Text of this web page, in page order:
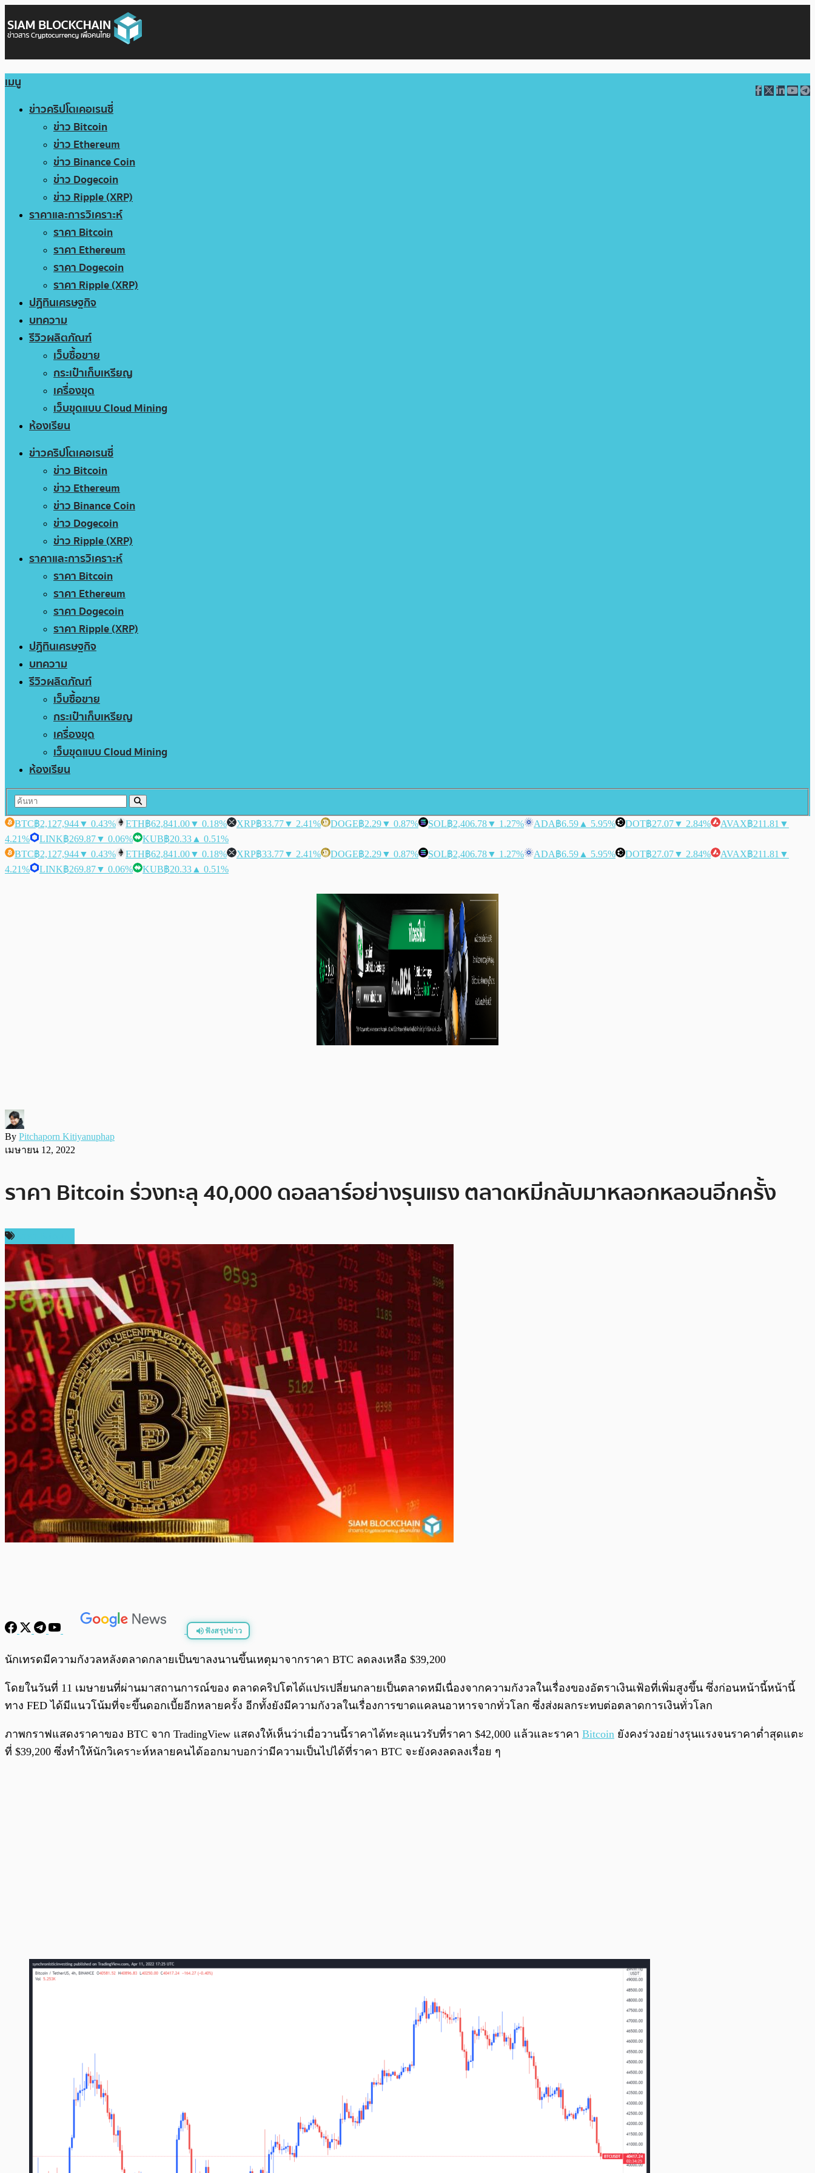
เมนู
ข่าวคริปโตเคอเรนซี่
ข่าว Bitcoin
ข่าว Ethereum
ข่าว Binance Coin
ข่าว Dogecoin
ข่าว Ripple (XRP)
ราคาและการวิเคราะห์
ราคา Bitcoin
ราคา Ethereum
ราคา Dogecoin
ราคา Ripple (XRP)
ปฏิทินเศรษฐกิจ
บทความ
รีวิวผลิตภัณฑ์
เว็บซื้อขาย
กระเป๋าเก็บเหรียญ
เครื่องขุด
เว็บขุดแบบ Cloud Mining
ห้องเรียน
ข่าวคริปโตเคอเรนซี่
ข่าว Bitcoin
ข่าว Ethereum
ข่าว Binance Coin
ข่าว Dogecoin
ข่าว Ripple (XRP)
ราคาและการวิเคราะห์
ราคา Bitcoin
ราคา Ethereum
ราคา Dogecoin
ราคา Ripple (XRP)
ปฏิทินเศรษฐกิจ
บทความ
รีวิวผลิตภัณฑ์
เว็บซื้อขาย
กระเป๋าเก็บเหรียญ
เครื่องขุด
เว็บขุดแบบ Cloud Mining
ห้องเรียน
BTC฿2,127,944▼ 0.43% ETH฿62,841.00▼ 0.18% XRP฿33.77▼ 2.41% DOGE฿2.29▼ 0.87% SOL฿2,406.78▼ 1.27% ADA฿6.59 ▲ 5.95% DOT฿27.07▼ 2.84% AVAX฿211.81 ▼
4.21%
LINK฿269.87▼ 0.06% KUB฿20.33 ▲ 0.51%
BTC฿2,127,944▼ 0.43% ETH฿62,841.00▼ 0.18% XRP฿33.77▼ 2.41% DOGE฿2.29▼ 0.87% SOL฿2,406.78▼ 1.27% ADA฿6.59 ▲ 5.95% DOT฿27.07▼ 2.84% AVAX฿211.81 ▼
4.21%
LINK฿269.87▼ 0.06% KUB฿20.33 ▲ 0.51%
By Pitchaporn Kitiyanuphap
เมษายน 12, 2022
ราคา Bitcoin ร่วงทะลุ 40,000 ดอลลาร์อย่างรุนแรง ตลาดหมีกลับมาหลอกหลอนอีกครั้ง
ฟังสรุปข่าว
พร้อมเล่น
นักเทรดมีความกังวลหลังตลาดกลายเป็นขาลงนานขึ้นเหตุมาจากราคา BTC ลดลงเหลือ $39,200
โดยในวันที่ 11 เมษายนที่ผ่านมาสถานการณ์ของ ตลาดคริปโตได้แปรเปลี่ยนกลายเป็นตลาดหมีเนื่องจากความกังวลในเรื่องของอัตราเงินเฟ้อที่เพิ่มสูงขึ้น ซึ่งก่อนหน้านี้หน้านี้
ทาง FED ได้มีแนวโน้มที่จะขึ้นดอกเบี้ยอีกหลายครั้ง อีกทั้งยังมีความกังวลในเรื่องการขาดแคลนอาหารจากทั่วโลก ซึ่งส่งผลกระทบต่อตลาดการเงินทั่วโลก
ภาพกราฟแสดงราคาของ BTC จาก TradingView แสดงให้เห็นว่าเมื่อวานนี้ราคาได้ทะลุแนวรับที่ราคา $42,000 แล้วและราคา Bitcoin ยังคงร่วงอย่างรุนแรงจนราคาต่ำสุดแตะ
ที่ $39,200 ซึ่งทำให้นักวิเคราะห์หลายคนได้ออกมาบอกว่ามีความเป็นไปได้ที่ราคา BTC จะยังคงลดลงเรื่อย ๆ